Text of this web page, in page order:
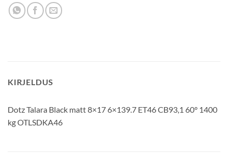
KIRJELDUS
Dotz Talara Black matt 8×17 6×139.7 ET46 CB93,1 60° 1400
kg OTLSDKA46